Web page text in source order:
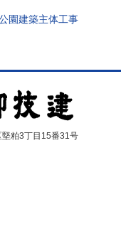
園建築主体工事
粕3丁目15番31号